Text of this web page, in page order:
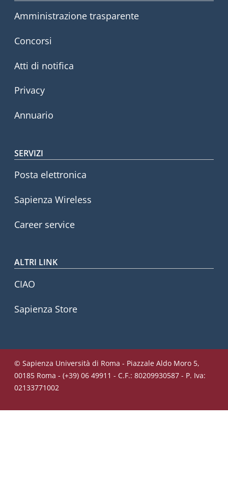
Amministrazione trasparente
Concorsi
Atti di notifica
Privacy
Annuario
SERVIZI
Posta elettronica
Sapienza Wireless
Career service
ALTRI LINK
CIAO
Sapienza Store
© Sapienza Università di Roma - Piazzale Aldo Moro 5,
00185 Roma - (+39) 06 49911 - C.F.: 80209930587 - P. Iva:
02133771002